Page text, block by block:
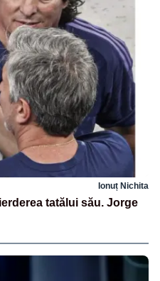
Ionuț Nichita
tatălui său. Jorge